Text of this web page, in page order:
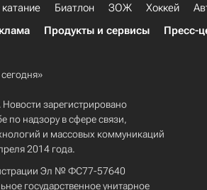
Биатлон ЗОЖ Хоккей
Продукты и сервисы Пресс-
зарегистрировано
по надзору в сфере связи,
и массовых коммуникаций
2014 года.
Эл № ФС77-57640
государственное унитарное